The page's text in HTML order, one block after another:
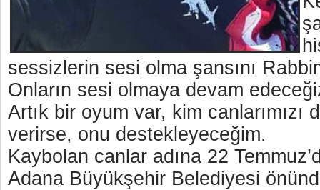
sessizlerin sesi olma şansını
Onların sesi olmaya devam
Artık bir oyum var, kim canlarımızı
verirse, onu destekleyeceğim.
Kaybolan canlar adına 22
Adana Büyükşehir Belediyesi